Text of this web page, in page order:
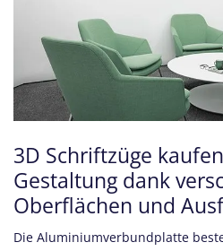
3D Schriftzüge
Gestaltung dank
Oberflächen und
Die Aluminiumverbundplatte